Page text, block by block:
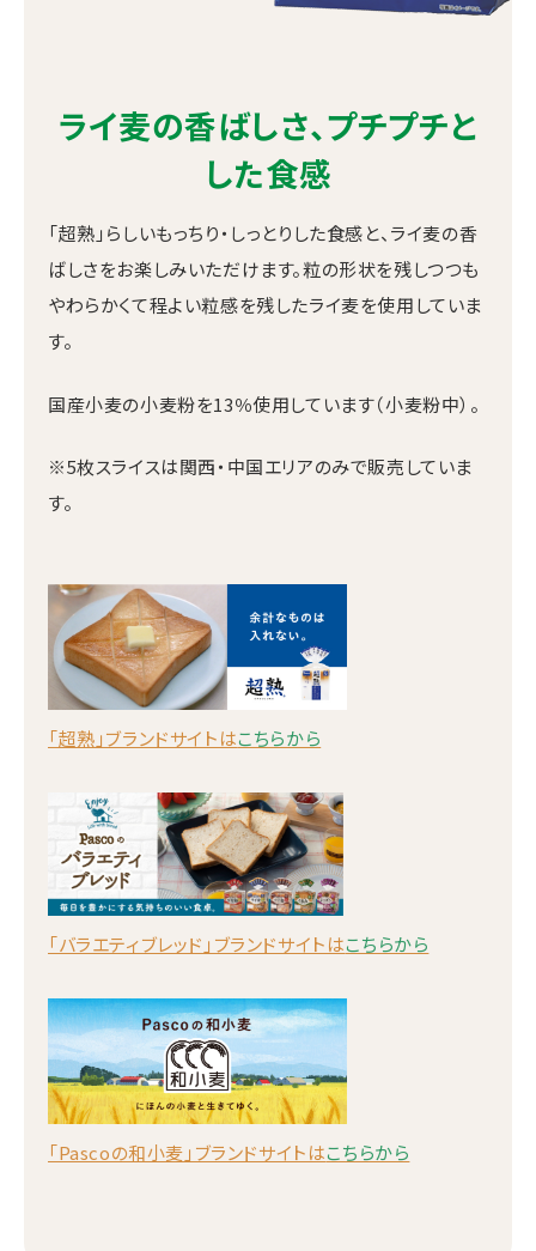
ライ麦の香ばしさ、プチプチと
した食感
「超熟」らしいもっちり・しっとりした食感と、ライ麦の香
ばしさをお楽しみいただけます。粒の形状を残しつつも
やわらかくて程よい粒感を残したライ麦を使用していま
す。
国産小麦の小麦粉を13％使用しています（小麦粉中）。
※5枚スライスは関西・中国エリアのみで販売していま
す。
「超熟」ブランドサイトはこちらから
「バラエティブレッド」ブランドサイトはこちらから
「Pascoの和小麦」ブランドサイトはこちらから